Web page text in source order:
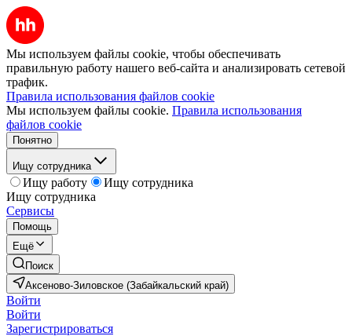
Мы используем файлы cookie, чтобы обеспечивать
правильную работу нашего веб-сайта и анализировать сетевой
трафик.
Правила использования файлов cookie
Мы используем файлы cookie. Правила использования
файлов cookie
Понятно
Ищу сотрудника
Ищу работу
Ищу сотрудника
Ищу сотрудника
Сервисы
Помощь
Ещё
Поиск
Аксеново-Зиловское (Забайкальский край)
Войти
Войти
Зарегистрироваться